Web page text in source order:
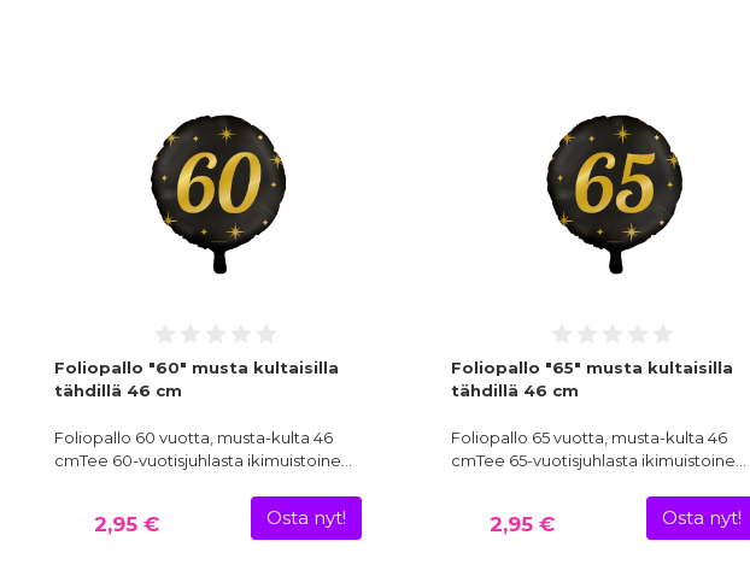
Foliopallo "60" musta kultaisilla
tähdillä 46 cm
Foliopallo 60 vuotta, musta-kulta 46
cmTee 60-vuotisjuhlasta ikimuistoine…
2,95 € Osta nyt!
Foliopallo "65" musta kultaisilla
tähdillä 46 cm
Foliopallo 65 vuotta, musta-kulta 46
cmTee 65-vuotisjuhlasta ikimuistoine…
2,95 € Osta nyt!